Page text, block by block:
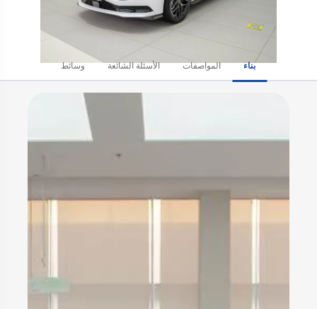
بناء المواصفات الأسئلة الشائعة وسائط